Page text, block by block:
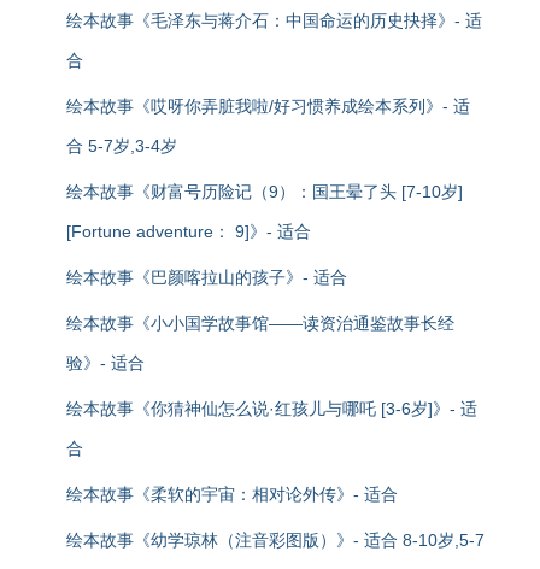
绘本故事《毛泽东与蒋介石：中国命运的历史抉择》- 适
合
绘本故事《哎呀你弄脏我啦/好习惯养成绘本系列》- 适
合 5-7岁,3-4岁
绘本故事《财富号历险记（9）：国王晕了头 [7-10岁]
[Fortune adventure： 9]》- 适合
绘本故事《巴颜喀拉山的孩子》- 适合
绘本故事《小小国学故事馆——读资治通鉴故事长经
验》- 适合
绘本故事《你猜神仙怎么说·红孩儿与哪吒 [3-6岁]》- 适
合
绘本故事《柔软的宇宙：相对论外传》- 适合
绘本故事《幼学琼林（注音彩图版）》- 适合 8-10岁,5-7